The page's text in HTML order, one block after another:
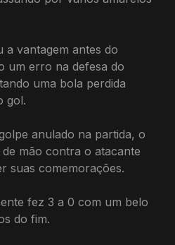
a vantagem antes do
um erro na defesa do
uma bola perdida
gol.
anulado na partida, o
mão contra o atacante
suas comemorações.
fez 3 a 0 com um belo
do fim.